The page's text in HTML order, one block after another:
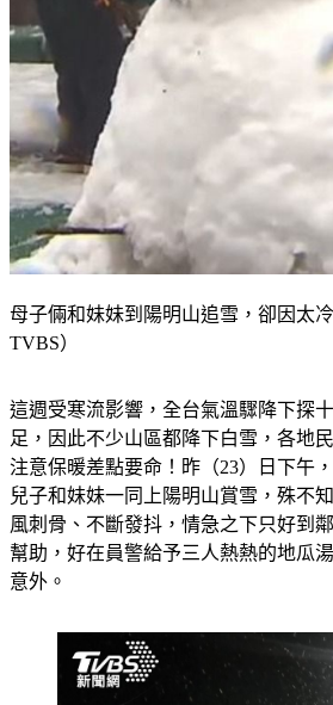
TVBS）
足，因此不少山區都降下白雪，各地
注意保暖差點要命！昨（23）日下午
兒子和妹妹一同上陽明山賞雪，殊不
風刺骨、不斷發抖，情急之下只好到
幫助，好在員警給予三人熱熱的地瓜
意外。